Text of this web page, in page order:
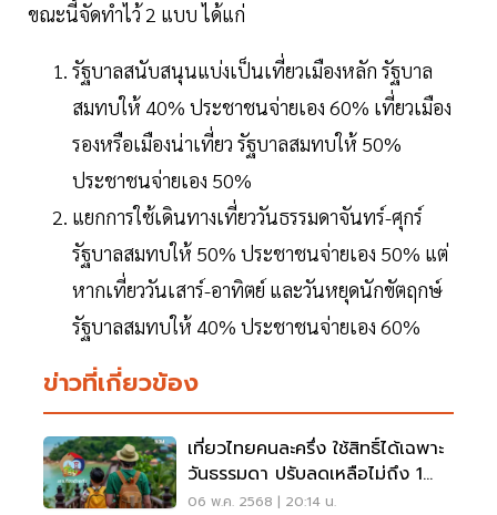
ขณะนี้จัดทำไว้ 2 แบบ ได้แก่
รัฐบาลสนับสนุนแบ่งเป็นเที่ยวเมืองหลัก รัฐบาล
สมทบให้ 40% ประชาชนจ่ายเอง 60% เที่ยวเมือง
รองหรือเมืองน่าเที่ยว รัฐบาลสมทบให้ 50%
ประชาชนจ่ายเอง 50%
แยกการใช้เดินทางเที่ยววันธรรมดาจันทร์-ศุกร์
รัฐบาลสมทบให้ 50% ประชาชนจ่ายเอง 50% แต่
หากเที่ยววันเสาร์-อาทิตย์ และวันหยุดนักขัตฤกษ์
รัฐบาลสมทบให้ 40% ประชาชนจ่ายเอง 60%
ข่าวที่เกี่ยวข้อง
เที่ยวไทยคนละครึ่ง ใช้สิทธิ์ได้เฉพาะ
วันธรรมดา ปรับลดเหลือไม่ถึง 1
ล้านสิทธิ
06 พ.ค. 2568 | 20:14 น.